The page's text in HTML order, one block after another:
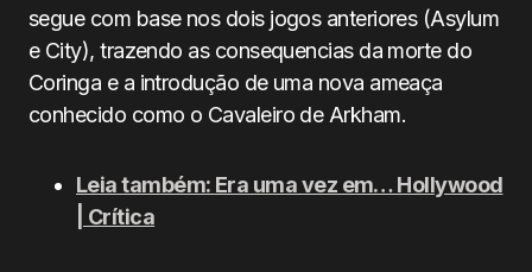
segue com base nos dois jogos anteriores (Asylum
e City), trazendo as consequencias da morte do
Coringa e a introdução de uma nova ameaça
conhecido como o Cavaleiro de Arkham.
Leia também: Era uma vez em… Hollywood
| Crítica